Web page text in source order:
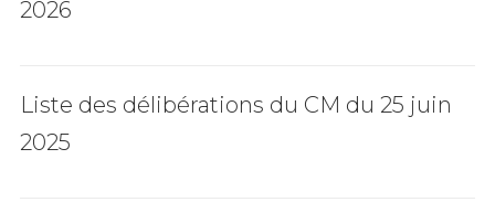
2026
Liste des délibérations du CM du 25 juin
2025